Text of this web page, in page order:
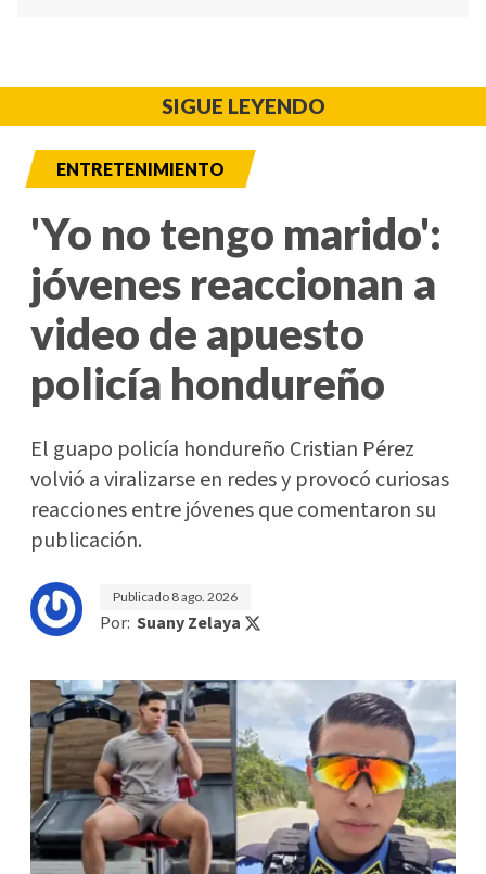
SIGUE LEYENDO
ENTRETENIMIENTO
'Yo no tengo marido':
jóvenes reaccionan a
video de apuesto
policía hondureño
El guapo policía hondureño Cristian Pérez
volvió a viralizarse en redes y provocó curiosas
reacciones entre jóvenes que comentaron su
publicación.
Publicado 8 ago. 2026
Por: Suany Zelaya